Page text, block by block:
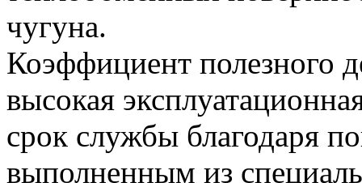
чугуна.
Коэффициент полезного
высокая
срок службы благодаря
выполненным из